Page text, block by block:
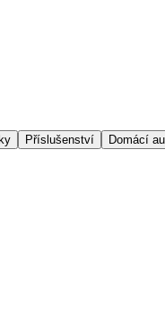
Příslušenství Domácí